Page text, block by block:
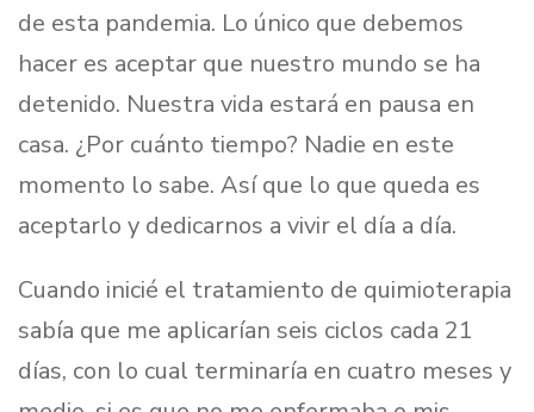
de esta pandemia. Lo único que debemos
hacer es aceptar que nuestro mundo se ha
detenido. Nuestra vida estará en pausa en
casa. ¿Por cuánto tiempo? Nadie en este
momento lo sabe. Así que lo que queda es
aceptarlo y dedicarnos a vivir el día a día.
Cuando inicié el tratamiento de quimioterapia
sabía que me aplicarían seis ciclos cada 21
días, con lo cual terminaría en cuatro meses y